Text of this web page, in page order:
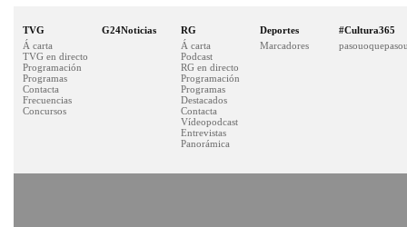
TVG
Á carta
TVG en directo
Programación
Programas
Contacta
Frecuencias
Concursos
G24Noticias
RG
Á carta
Podcast
RG en directo
Programación
Programas
Destacados
Contacta
Vídeopodcast
Entrevistas
Panorámica
Deportes
Marcadores
#Cultura365